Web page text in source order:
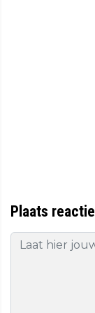
Plaats reactie